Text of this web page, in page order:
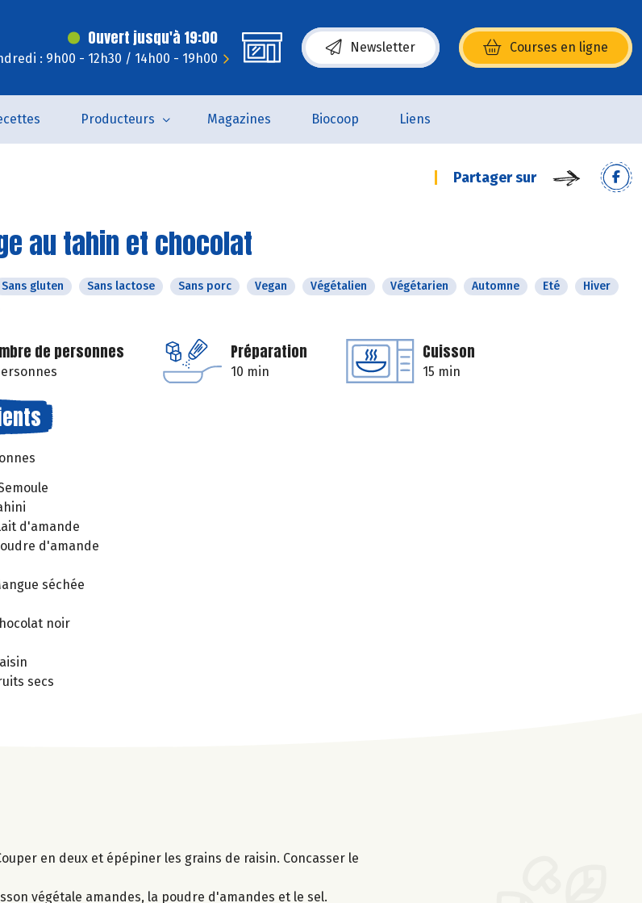
Ouvert jusqu'à 19:00
: 9h00 - 12h30 / 14h00 - 19h00
Newsletter Courses en ligne
(s’ouvre dans une nouvelle fenêtre)
Producteurs Magazines Biocoop Liens
Partager sur
au tahin et chocolat
Sans gluten Sans lactose Sans porc Vegan Végétalien Végétarien Automne Eté
Hiver
de personnes Préparation
10 min
Cuisson
15 min
d'amande
d'amande
séchée
noir
secs
en deux et épépiner les grains de raisin. Concasser le
végétale amandes, la poudre d'amandes et le sel.